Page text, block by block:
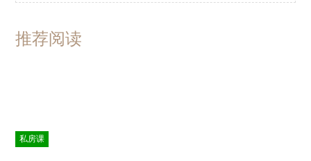
推荐阅读
私房课